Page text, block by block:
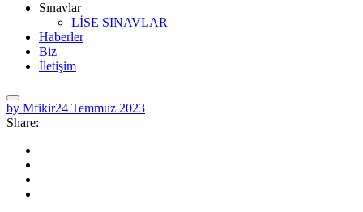
Sınavlar
LİSE SINAVLAR
Haberler
Biz
İletişim
by Mfikir24 Temmuz 2023
Share: